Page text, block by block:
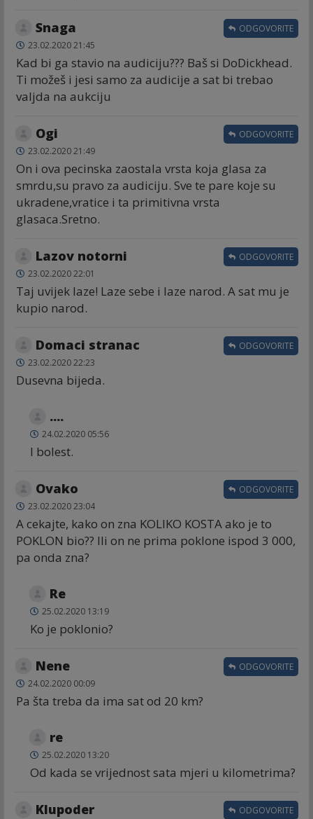
Snaga
23.02.2020 21:45
Kad bi ga stavio na audiciju??? Baš si DoDickhead.
Ti možeš i jesi samo za audicije a sat bi trebao
valjda na aukciju
ODGOVORITE
Ogi
23.02.2020 21:49
On i ova pecinska zaostala vrsta koja glasa za
smrdu,su pravo za audiciju. Sve te pare koje su
ukradene,vratice i ta primitivna vrsta
glasaca.Sretno.
ODGOVORITE
Lazov notorni
23.02.2020 22:01
Taj uvijek laze! Laze sebe i laze narod. A sat mu je
kupio narod.
ODGOVORITE
Domaci stranac
23.02.2020 22:23
Dusevna bijeda.
ODGOVORITE
....
24.02.2020 05:56
I bolest.
Ovako
23.02.2020 23:04
A cekajte, kako on zna KOLIKO KOSTA ako je to
POKLON bio?? Ili on ne prima poklone ispod 3 000,
pa onda zna?
ODGOVORITE
Re
25.02.2020 13:19
Ko je poklonio?
Nene
24.02.2020 00:09
Pa šta treba da ima sat od 20 km?
ODGOVORITE
re
25.02.2020 13:20
Od kada se vrijednost sata mjeri u kilometrima?
Klupoder ODGOVORITE